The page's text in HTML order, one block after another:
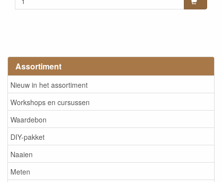
Assortiment
Nieuw in het assortiment
Workshops en cursussen
Waardebon
DIY-pakket
Naaien
Meten